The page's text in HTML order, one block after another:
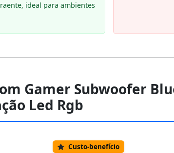
ideal para ambientes
Gamer Subwoofer
Led Rgb
Custo-benefício